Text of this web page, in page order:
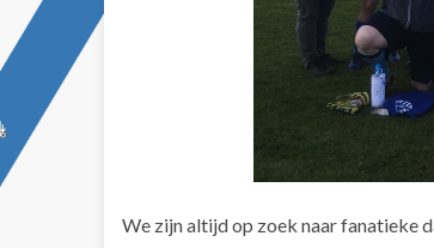
We zijn altijd op zoek naar fanatieke